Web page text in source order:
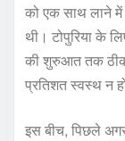
को एक साथ लाने में
थी। टोपुरिया के
की शुरुआत तक
प्रतिशत स्वस्थ न
इस बीच, पिछले